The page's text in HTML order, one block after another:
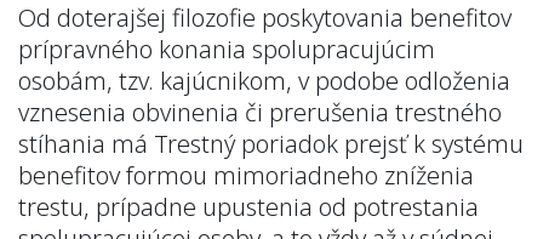
Od doterajšej filozofie poskytovania benefitov
prípravného konania spolupracujúcim
osobám, tzv. kajúcnikom, v podobe odloženia
vznesenia obvinenia či prerušenia trestného
stíhania má Trestný poriadok prejsť k systému
benefitov formou mimoriadneho zníženia
trestu, prípadne upustenia od potrestania